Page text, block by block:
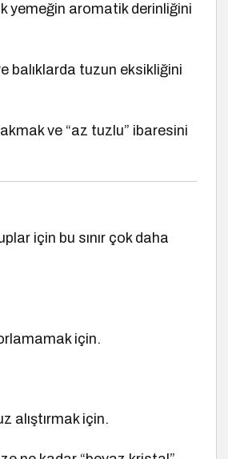
yemeğin aromatik derinliğini
balıklarda tuzun eksikliğini
ve “az tuzlu” ibaresini
için bu sınır çok daha
için.
alıştırmak için.